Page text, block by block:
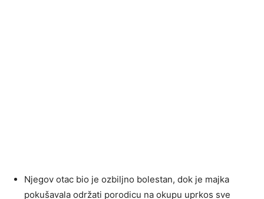
Njegov otac bio je ozbiljno bolestan, dok je majka
pokušavala održati porodicu na okupu uprkos sve